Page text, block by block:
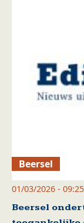
Beersel
01/03/2026 - 09:25
Beersel